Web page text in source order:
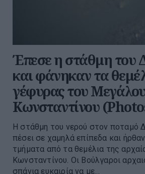
Έπεσε η στάθμη του
και φάνηκαν τα
γέφυρας του
Κωνσταντίνου
Η στάθμη του νερού στον ποταμό
πέσει σε χαμηλά επίπεδα και
τμήματα από τα θεμέλια της
Κωνσταντίνου. Οι Βούλγαροι
σπάνια ευκαιρία να με...